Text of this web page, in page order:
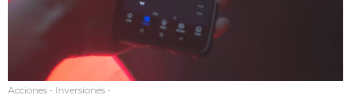
Acciones - Inversiones -